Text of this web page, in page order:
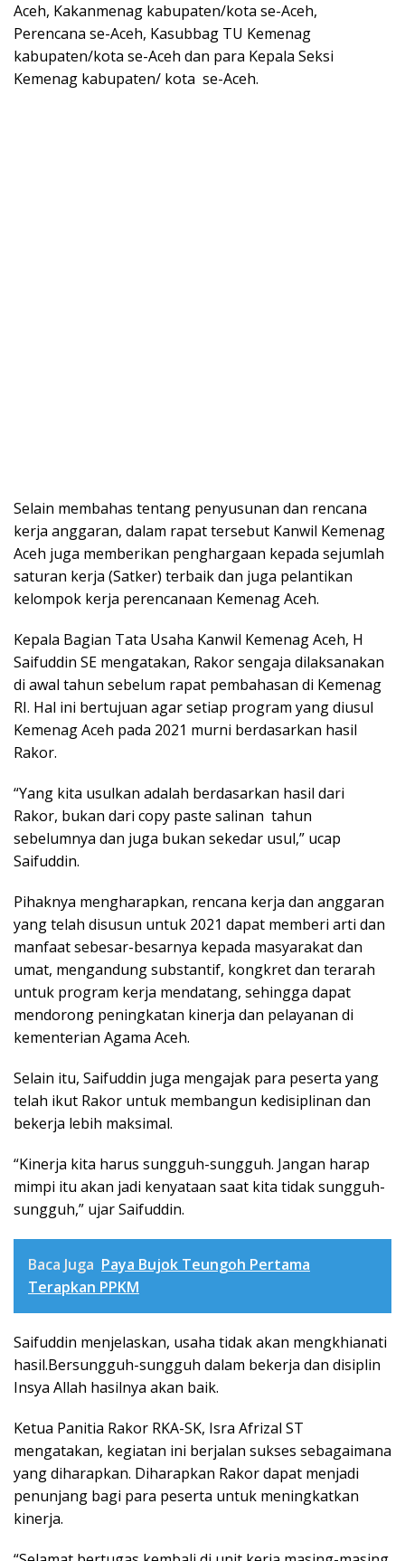
Aceh, Kakanmenag kabupaten/kota se-Aceh,
Perencana se-Aceh, Kasubbag TU Kemenag
kabupaten/kota se-Aceh dan para Kepala Seksi
Kemenag kabupaten/ kota se-Aceh.
Selain membahas tentang penyusunan dan rencana
kerja anggaran, dalam rapat tersebut Kanwil Kemenag
Aceh juga memberikan penghargaan kepada sejumlah
saturan kerja (Satker) terbaik dan juga pelantikan
kelompok kerja perencanaan Kemenag Aceh.
Kepala Bagian Tata Usaha Kanwil Kemenag Aceh, H
Saifuddin SE mengatakan, Rakor sengaja dilaksanakan
di awal tahun sebelum rapat pembahasan di Kemenag
RI. Hal ini bertujuan agar setiap program yang diusul
Kemenag Aceh pada 2021 murni berdasarkan hasil
Rakor.
“Yang kita usulkan adalah berdasarkan hasil dari
Rakor, bukan dari copy paste salinan tahun
sebelumnya dan juga bukan sekedar usul,” ucap
Saifuddin.
Pihaknya mengharapkan, rencana kerja dan anggaran
yang telah disusun untuk 2021 dapat memberi arti dan
manfaat sebesar-besarnya kepada masyarakat dan
umat, mengandung substantif, kongkret dan terarah
untuk program kerja mendatang, sehingga dapat
mendorong peningkatan kinerja dan pelayanan di
kementerian Agama Aceh.
Selain itu, Saifuddin juga mengajak para peserta yang
telah ikut Rakor untuk membangun kedisiplinan dan
bekerja lebih maksimal.
“Kinerja kita harus sungguh-sungguh. Jangan harap
mimpi itu akan jadi kenyataan saat kita tidak sungguh-
sungguh,” ujar Saifuddin.
Baca Juga Paya Bujok Teungoh Pertama
Terapkan PPKM
Saifuddin menjelaskan, usaha tidak akan mengkhianati
hasil.Bersungguh-sungguh dalam bekerja dan disiplin
Insya Allah hasilnya akan baik.
Ketua Panitia Rakor RKA-SK, Isra Afrizal ST
mengatakan, kegiatan ini berjalan sukses sebagaimana
yang diharapkan. Diharapkan Rakor dapat menjadi
penunjang bagi para peserta untuk meningkatkan
kinerja.